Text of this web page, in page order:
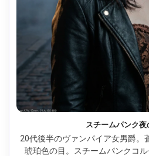
スチームパンク夜
20代後半のヴァンパイア女男爵。
琥珀色の目。スチームパンクコ